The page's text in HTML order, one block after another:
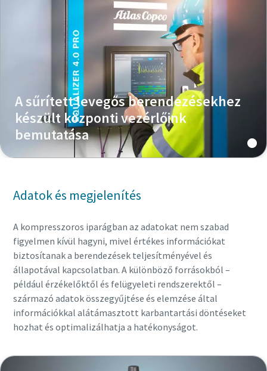
A sűrített levegős berendezésekhez
készült központi vezérlőink
bemutatása
Adatok és megjelenítés
A kompresszoros iparágban az adatokat nem szabad
figyelmen kívül hagyni, mivel értékes információkat
biztosítanak a berendezések teljesítményével és
állapotával kapcsolatban. A különböző forrásokból –
például érzékelőktől és felügyeleti rendszerektől –
származó adatok összegyűjtése és elemzése által
információkkal alátámasztott karbantartási döntéseket
hozhat és optimalizálhatja a hatékonyságot.